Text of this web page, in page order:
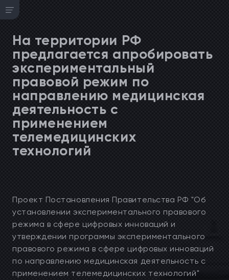
На территории РФ
предлагается апробировать
экспериментальный
правовой режим по
направлению медицинская
деятельность с
применением
телемедицинских
технологий
Проект Постановления Правительства РФ "Об
установлении экспериментального правового
режима в сфере цифровых инноваций и
утверждении программы экспериментального
правового режима в сфере цифровых инноваций
по направлению медицинская деятельность с
применением телемедицинских технологий"